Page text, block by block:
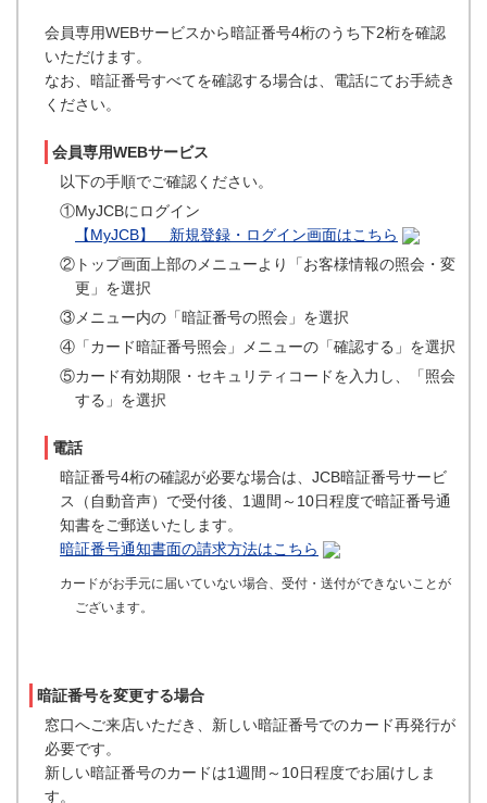
会員専用WEBサービスから暗証番号4桁のうち下2桁を確認
いただけます。
なお、暗証番号すべてを確認する場合は、電話にてお手続き
ください。
会員専用WEBサービス
以下の手順でご確認ください。
①MyJCBにログイン
【MyJCB】 新規登録・ログイン画面はこちら
②トップ画面上部のメニューより「お客様情報の照会・変
更」を選択
③メニュー内の「暗証番号の照会」を選択
④「カード暗証番号照会」メニューの「確認する」を選択
⑤カード有効期限・セキュリティコードを入力し、「照会
する」を選択
電話
暗証番号4桁の確認が必要な場合は、JCB暗証番号サービ
ス（自動音声）で受付後、1週間～10日程度で暗証番号通
知書をご郵送いたします。
暗証番号通知書面の請求方法はこちら
カードがお手元に届いていない場合、受付・送付ができないことが
ございます。
暗証番号を変更する場合
窓口へご来店いただき、新しい暗証番号でのカード再発行が
必要です。
新しい暗証番号のカードは1週間～10日程度でお届けしま
す。